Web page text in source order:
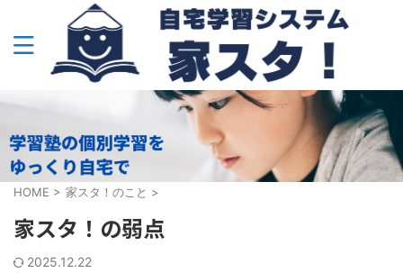
HOME > 家スタ！のこと >
家スタ！の弱点
2025.12.22